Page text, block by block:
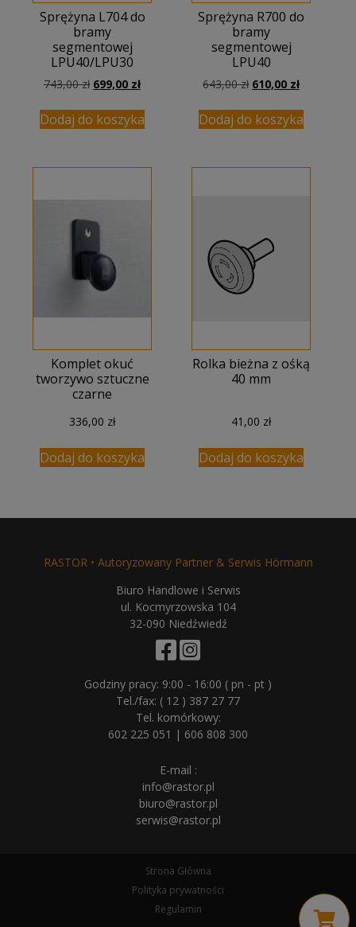
Sprężyna L704 do
bramy
segmentowej
LPU40/LPU30
743,00zł Pierwotna
wynosiła:
743,00 zł.
699,00 złAktualna
wynosi:
699,00 zł.
Dodaj do koszyka
Sprężyna R700 do
bramy
segmentowej
LPU40
643,00zł Pierwotna
wynosiła:
643,00 zł.
610,00 złAktualna
wynosi:
610,00 zł.
Dodaj do koszyka
Komplet okuć
tworzywo sztuczne
czarne
336,00 zł
Dodaj do koszyka
Rolka bieżna z ośką
40 mm
41,00 zł
Dodaj do koszyka
RASTOR • Autoryzowany Partner & Serwis Hörmann
Biuro Handlowe i Serwis
ul. Kocmyrzowska 104
32-090 Niedźwiedź
Godziny pracy: 9:00 - 16:00 ( pn - pt )
Tel./fax: ( 12 ) 387 27 77
Tel. komórkowy:
602 225 051 | 606 808 300
E-mail :
info@rastor.pl
biuro@rastor.pl
serwis@rastor.pl
Strona Główna
Polityka prywatności
Regulamin